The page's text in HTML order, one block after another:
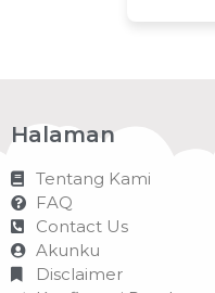
Halaman
Tentang Kami
FAQ
Contact Us
Akunku
Disclaimer